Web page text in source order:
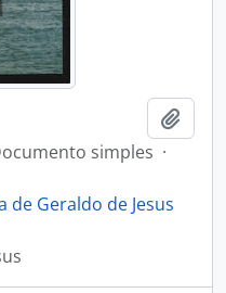
simples ·
de Geraldo de Jesus